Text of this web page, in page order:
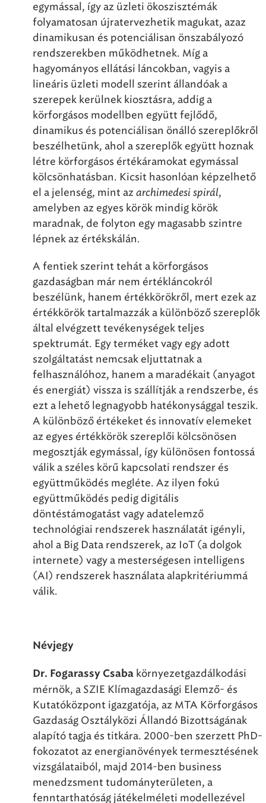
egymással, így az üzleti ökoszisztémák
folyamatosan újratervezhetik magukat, azaz
dinamikusan és potenciálisan önszabályozó
rendszerekben működhetnek. Míg a
hagyományos ellátási láncokban, vagyis a
lineáris üzleti modell szerint állandóak a
szerepek kerülnek kiosztásra, addig a
körforgásos modellben együtt fejlődő,
dinamikus és potenciálisan önálló szereplőkről
beszélhetünk, ahol a szereplők együtt hoznak
létre körforgásos értékáramokat egymással
kölcsönhatásban. Kicsit hasonlóan képzelhető
el a jelenség, mint az archimedesi spirál,
amelyben az egyes körök mindig körök
maradnak, de folyton egy magasabb szintre
lépnek az értékskálán.
A fentiek szerint tehát a körforgásos
gazdaságban már nem értékláncokról
beszélünk, hanem értékkörökről, mert ezek az
értékkörök tartalmazzák a különböző szereplők
által elvégzett tevékenységek teljes
spektrumát. Egy terméket vagy egy adott
szolgáltatást nemcsak eljuttatnak a
felhasználóhoz, hanem a maradékait (anyagot
és energiát) vissza is szállítják a rendszerbe, és
ezt a lehető legnagyobb hatékonysággal teszik.
A különböző értékeket és innovatív elemeket
az egyes értékkörök szereplői kölcsönösen
megosztják egymással, így különösen fontossá
válik a széles körű kapcsolati rendszer és
együttműködés megléte. Az ilyen fokú
együttműködés pedig digitális
döntéstámogatást vagy adatelemző
technológiai rendszerek használatát igényli,
ahol a Big Data rendszerek, az IoT (a dolgok
internete) vagy a mesterségesen intelligens
(AI) rendszerek használata alapkritériummá
válik.
Névjegy
Dr. Fogarassy Csaba környezetgazdálkodási
mérnök, a SZIE Klímagazdasági Elemző- és
Kutatóközpont igazgatója, az MTA Körforgásos
Gazdaság Osztályközi Állandó Bizottságának
alapító tagja és titkára. 2000-ben szerzett PhD-
fokozatot az energianövények termesztésének
vizsgálataiból, majd 2014-ben business
menedzsment tudományterületen, a
fenntarthatóság játékelméleti modellezével